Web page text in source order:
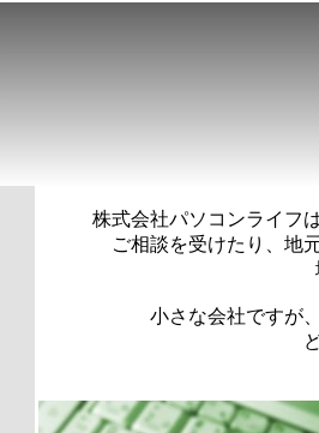
株式会社パソコンライフは
ご相談を受けたり、地元の
小さな会社ですが、その
どうぞ、お気軽